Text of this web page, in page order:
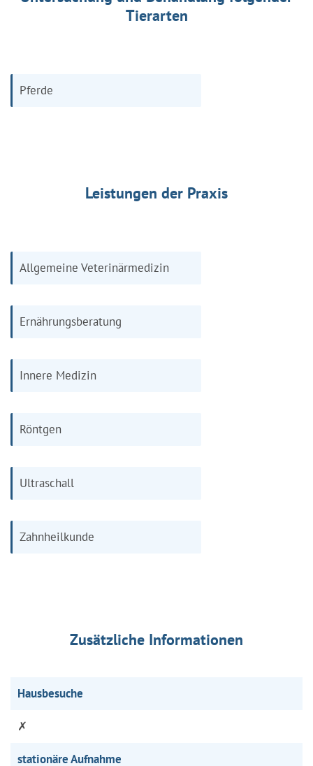
Tierarten
Pferde
Leistungen der Praxis
Allgemeine Veterinärmedizin
Ernährungsberatung
Innere Medizin
Röntgen
Ultraschall
Zahnheilkunde
Zusätzliche Informationen
Hausbesuche
✗
stationäre Aufnahme